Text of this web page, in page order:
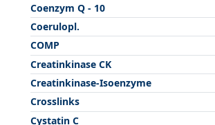
Coenzym Q - 10
Coerulopl.
COMP
Creatinkinase CK
Creatinkinase-Isoenzyme
Crosslinks
Cystatin C